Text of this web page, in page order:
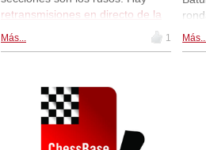
retransmisiones en directo de la
sección femenina
Más... 1